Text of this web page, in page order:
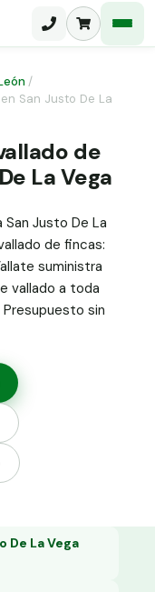
/
San Justo De La
de
La Vega
Justo De La
de fincas:
suministra
vallado a toda
Presupuesto sin
De La Vega